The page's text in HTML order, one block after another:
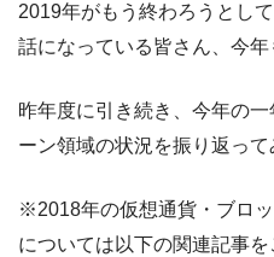
2019年がもう終わろうとし
話になっている皆さん、今
昨年度に引き続き、今年の
ーン領域の状況を振り返って
※2018年の仮想通貨・ブロ
については以下の関連記事を